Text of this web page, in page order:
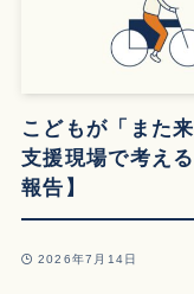
こどもが「また
支援現場で考え
報告】
2026年7月14日